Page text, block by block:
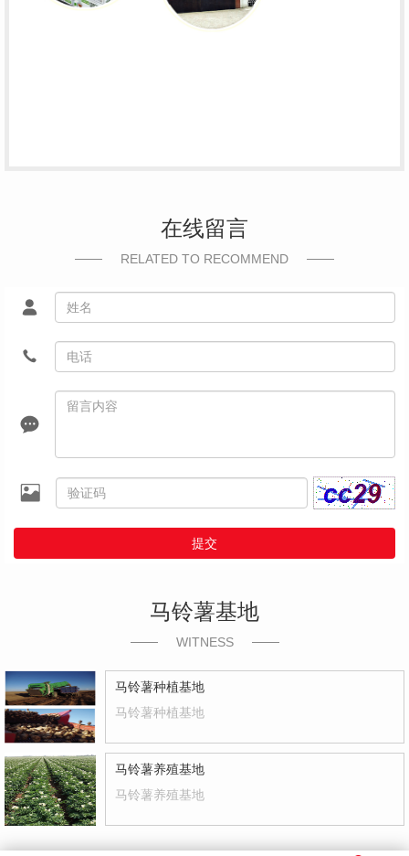
在线留言
RELATED TO RECOMMEND
提交
马铃薯基地
WITNESS
马铃薯种植基地
马铃薯种植基地
马铃薯养殖基地
马铃薯养殖基地